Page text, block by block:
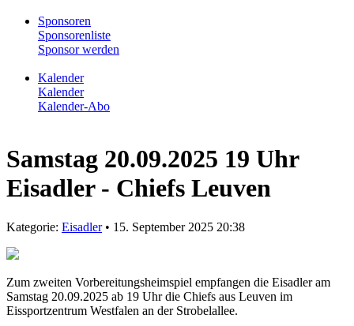
Sponsoren
Sponsorenliste
Sponsor werden
Kalender
Kalender
Kalender-Abo
Samstag 20.09.2025 19 Uhr
Eisadler - Chiefs Leuven
Kategorie: Eisadler• 15. September 2025 20:38
Zum zweiten Vorbereitungsheimspiel empfangen die Eisadler am
Samstag 20.09.2025 ab 19 Uhr die Chiefs aus Leuven im
Eissportzentrum Westfalen an der Strobelallee.